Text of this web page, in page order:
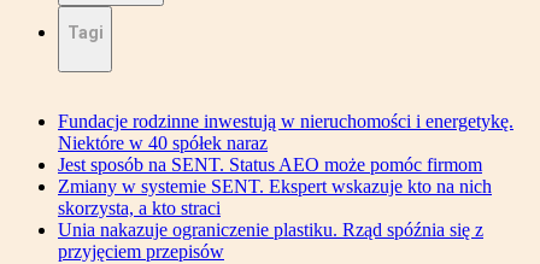
Tagi
Fundacje rodzinne inwestują w nieruchomości i energetykę.
Niektóre w 40 spółek naraz
Jest sposób na SENT. Status AEO może pomóc firmom
Zmiany w systemie SENT. Ekspert wskazuje kto na nich
skorzysta, a kto straci
Unia nakazuje ograniczenie plastiku. Rząd spóźnia się z
przyjęciem przepisów